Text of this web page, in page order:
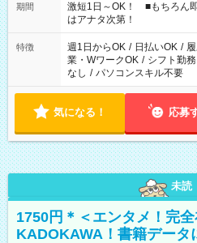
期間
激短1日～OK！ ■もちろん
はアナタ次第！
特徴 週1日からOK / 日払いOK /
業・WワークOK / シフト勤務
なし / パソコンスキル不要
気になる！ 応募
未読
1750円＊＜エンタメ！完全
KADOKAWA！書籍データ